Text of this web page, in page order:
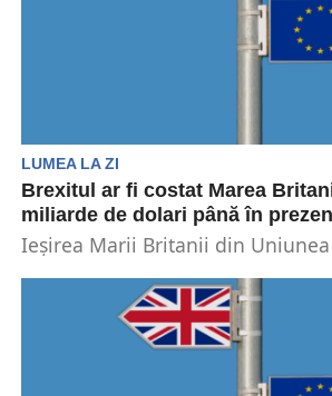
LUMEA LA ZI
Brexitul ar fi costat Marea
miliarde de dolari până în
Ieșirea Marii Britanii din
până la 6%...